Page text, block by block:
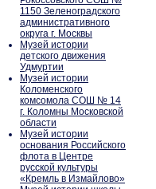
1150 Зеленоградского
административного
округа г. Москвы
Музей истории
детского движения
Удмуртии
Музей истории
Коломенского
комсомола СОШ № 14
г. Коломны Московской
области
Музей истории
основания Российского
флота в Центре
русской культуры
«Кремль в Измайлово»